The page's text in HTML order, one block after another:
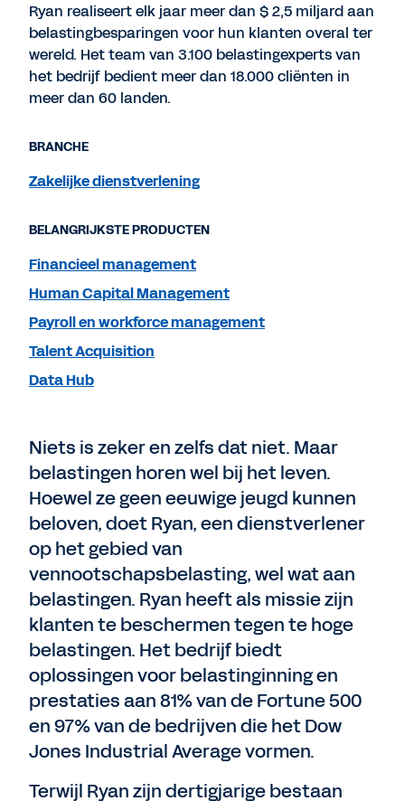
Niets is zeker en zelfs dat niet. Maar
belastingen horen wel bij het leven.
Hoewel ze geen eeuwige jeugd kunnen
beloven, doet Ryan, een dienstverlener
op het gebied van
vennootschapsbelasting, wel wat aan
belastingen. Ryan heeft als missie zijn
klanten te beschermen tegen te hoge
belastingen. Het bedrijf biedt
oplossingen voor belastinginning en
prestaties aan 81% van de Fortune 500
en 97% van de bedrijven die het Dow
Jones Industrial Average vormen.
Terwijl Ryan zijn dertigjarige bestaan
Ryan realiseert elk jaar meer dan $ 2,5 miljard aan
belastingbesparingen voor hun klanten overal ter
wereld. Het team van 3.100 belastingexperts van
het bedrijf bedient meer dan 18.000 cliënten in
meer dan 60 landen.
BRANCHE
Zakelijke dienstverlening
BELANGRIJKSTE PRODUCTEN
Financieel management
Human Capital Management
Payroll en workforce management
Talent Acquisition
Data Hub